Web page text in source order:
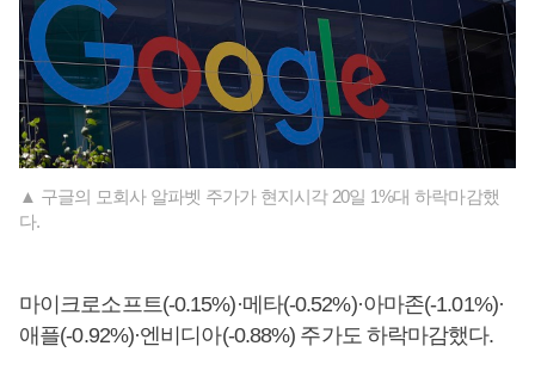
▲ 구글의 모회사 알파벳 주가가 현지시각 20일 1%대 하락마감했
다.
마이크로소프트(-0.15%)·메타(-0.52%)·아마존(-1.01%)·
애플(-0.92%)·엔비디아(-0.88%) 주가도 하락마감했다.